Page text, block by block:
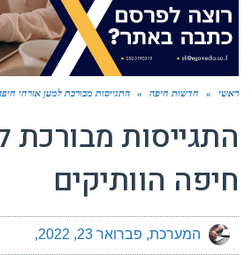
ראשי » חדשות חיפה » התגייסות מבורכת למען אזרחי
התגייסות מבורכת
חיפה הוותיקים
המערכת פברואר 23, 2022